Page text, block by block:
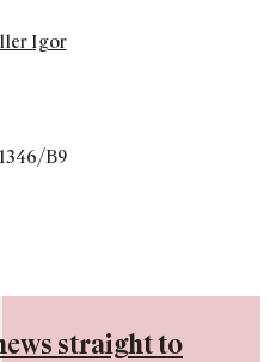
Igor
B9
straight to